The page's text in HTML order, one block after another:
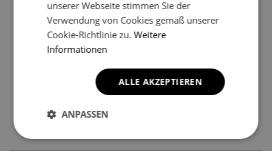
5
unserer Webseite stimmen Sie der
Verwendung von Cookies gemäß unserer
Cookie-Richtlinie zu.Weitere
Informationen
ALLE AKZEPTIEREN
ANPASSEN